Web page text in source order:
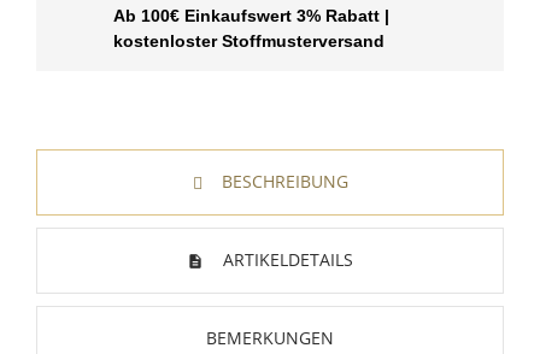
Ab 100€ Einkaufswert 3% Rabatt |
kostenloster Stoffmusterversand
BESCHREIBUNG
ARTIKELDETAILS
BEMERKUNGEN
AUF MEINE WUNSCHLISTE
add_circle_outline Neue Liste anlegen
WUNSCHLISTE ERSTELLEN
ANMELDEN
Sie müssen angemeldet sein, um Artikel Ihrer